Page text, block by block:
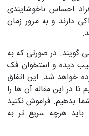
احساس ناخوشایندی
دارند و به مرور زمان
گویند. در صورتی که به
دیده و استخوان فک
خواهد شد. این اتفاق
در این مقاله آن ها را
بدهیم. فراموش نکنید
هرچه سریع تر به